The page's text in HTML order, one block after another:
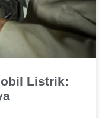
Listrik: